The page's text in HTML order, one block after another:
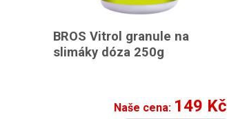
BROS Vitrol granule na
slimáky dóza 250g
Naše cena: 149 Kč